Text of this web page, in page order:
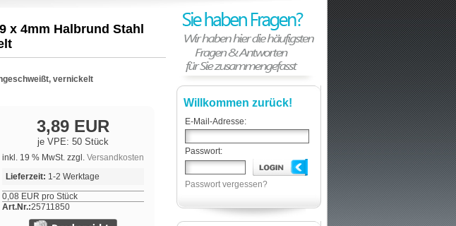
x 4mm Halbrund Stahl
vernickelt
3,89 EUR
je VPE: 50 Stück
inkl. 19 % MwSt. zzgl. Versandkosten
Lieferzeit: 1-2 Werktage
0,08 EUR pro Stück
Art.Nr.:25711850
Willkommen zurück!
E-Mail-Adresse:
Passwort:
Passwort vergessen?